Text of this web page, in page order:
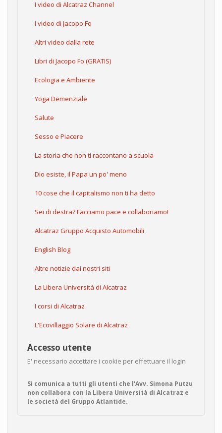
I video di Alcatraz Channel
I video di Jacopo Fo
Altri video dalla rete
Libri di Jacopo Fo (GRATIS)
Ecologia e Ambiente
Yoga Demenziale
Salute
Sesso e Piacere
La storia che non ti raccontano a scuola
Dio esiste, il Papa un po' meno
10 cose che il capitalismo non ti ha detto
Sei di destra? Facciamo pace e collaboriamo!
Alcatraz Gruppo Acquisto Automobili
English Blog
Altre notizie dai nostri siti
La Libera Università di Alcatraz
I corsi di Alcatraz
L'Ecovillaggio Solare di Alcatraz
Accesso utente
E' necessario accettare i cookie per effettuare il login
Si comunica a tutti gli utenti che l'Avv. Simona Putzu
non collabora con la Libera Università di Alcatraz e
le società del Gruppo Atlantide.